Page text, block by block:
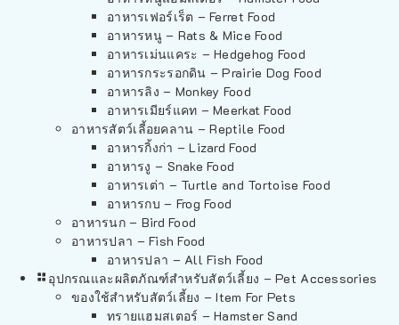
อาหารเฟอร์เร็ต – Ferret Food
อาหารหนู – Rats & Mice Food
อาหารเม่นแคระ – Hedgehog Food
อาหารกระรอกดิน – Prairie Dog Food
อาหารลิง – Monkey Food
อาหารเมียร์แคท – Meerkat Food
อาหารสัตว์เลี้อยคลาน – Reptile Food
อาหารกิ้งก่า – Lizard Food
อาหารงู – Snake Food
อาหารเต่า – Turtle and Tortoise Food
อาหารกบ – Frog Food
อาหารนก – Bird Food
อาหารปลา – Fish Food
อาหารปลา – All Fish Food
อุปกรณและผลิตภัณฑ์สำหรับสัตว์เลี้ยง – Pet Accessories
ของใช้สำหรับสัตว์เลี้ยง – Item For Pets
ทรายแฮมสเตอร์ – Hamster Sand